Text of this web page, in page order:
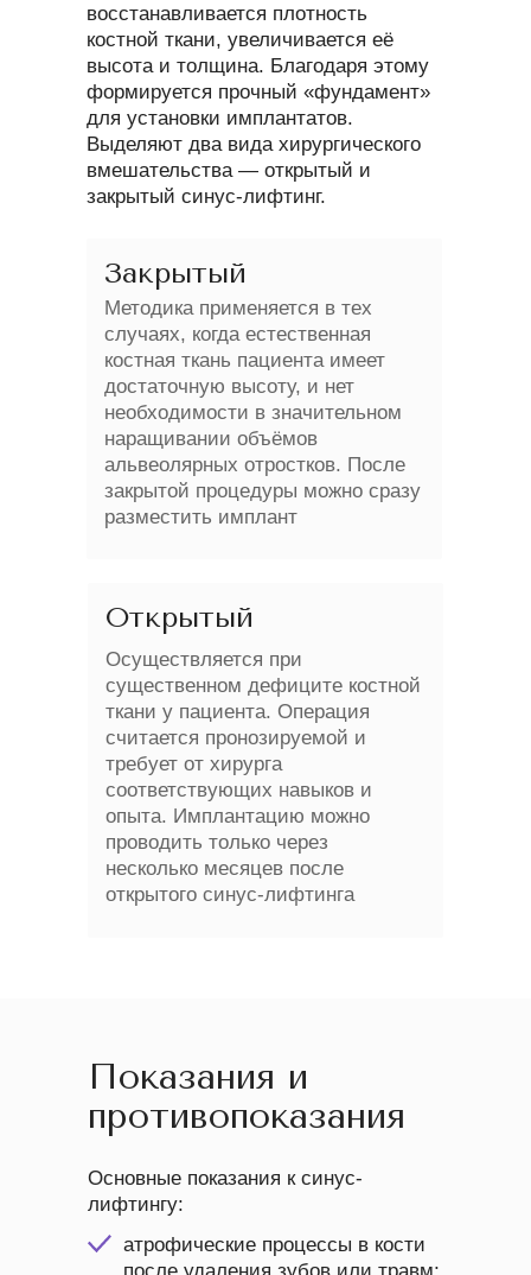
восстанавливается плотность
костной ткани, увеличивается её
высота и толщина. Благодаря этому
формируется прочный «фундамент»
для установки имплантатов.
Выделяют два вида хирургического
вмешательства — открытый и
закрытый синус-лифтинг.
Закрытый
Методика применяется в тех
случаях, когда естественная
костная ткань пациента имеет
достаточную высоту, и нет
необходимости в значительном
наращивании объёмов
альвеолярных отростков. После
закрытой процедуры можно сразу
разместить имплант
Открытый
Осуществляется при
существенном дефиците костной
ткани у пациента. Операция
считается пронозируемой и
требует от хирурга
соответствующих навыков и
опыта. Имплантацию можно
проводить только через
несколько месяцев после
открытого синус-лифтинга
Показания и
противопоказания
атрофические процессы в кости
Основные показания к синус-
лифтингу: